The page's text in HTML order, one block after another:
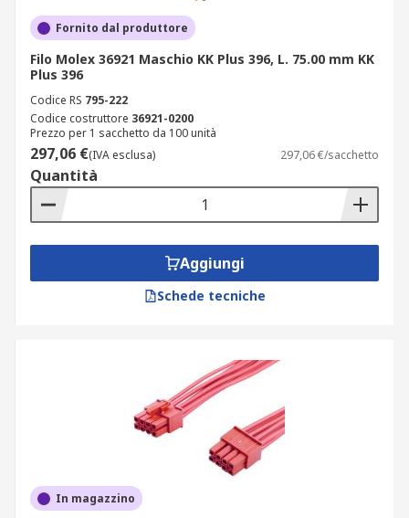
Fornito dal produttore
Filo Molex 36921 Maschio KK Plus 396, L. 75.00 mm KK
Plus 396
Codice RS 795-222
Codice costruttore 36921-0200
Prezzo per 1 sacchetto da 100 unità
297,06 €(IVA esclusa) 297,06 €/sacchetto
Quantità
Aggiungi
Schede tecniche
In magazzino